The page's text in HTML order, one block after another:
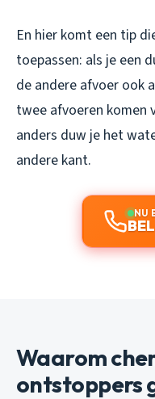
En hier komt een tip
toepassen: als je een
de andere afvoer ook
twee afvoeren komen
anders duw je het
andere kant.
NU
Waarom
ontstoppers